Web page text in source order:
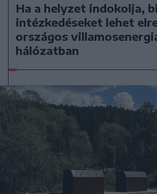
Ha a helyzet indokolja,
intézkedéseket lehet
országos
hálózatban